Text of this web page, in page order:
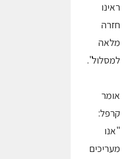
ראינו
חזרה
מלאה
למסלול".
אומר
קרפל:
"אנו
מעריכים